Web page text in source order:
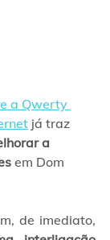
a Qwerty
já traz
a
em Dom
de imediato,